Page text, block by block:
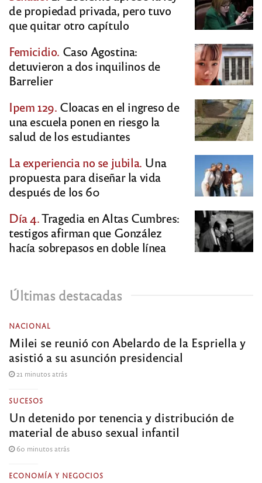
de propiedad privada, pero tuvo
que quitar otro capítulo
Femicidio. Caso Agostina:
detuvieron a dos inquilinos de
Barrelier
Ipem 129. Cloacas en el ingreso de
una escuela ponen en riesgo la
salud de los estudiantes
La experiencia no se jubila. Una
propuesta para diseñar la vida
después de los 60
Día 4.Tragedia en Altas Cumbres:
testigos afirman que González
hacía sobrepasos en doble línea
Últimas destacadas
NACIONAL
Milei se reunió con Abelardo de la Espriella y
asistió a su asunción presidencial
21 minutos atrás
SUCESOS
Un detenido por tenencia y distribución de
material de abuso sexual infantil
60 minutos atrás
ECONOMÍA Y NEGOCIOS